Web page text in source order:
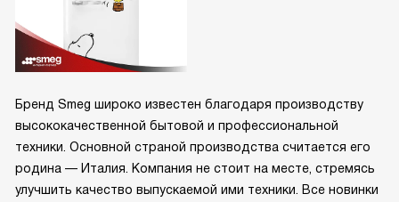
Бренд Smeg широко известен благодаря производству
высококачественной бытовой и профессиональной
техники. Основной страной производства считается его
родина — Италия. Компания не стоит на месте, стремясь
улучшить качество выпускаемой ими техники. Все новинки